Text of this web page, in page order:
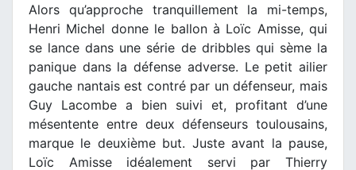
Alors qu’approche tranquillement la mi-temps,
Henri Michel donne le ballon à Loïc Amisse, qui
se lance dans une série de dribbles qui sème la
panique dans la défense adverse. Le petit ailier
gauche nantais est contré par un défenseur, mais
Guy Lacombe a bien suivi et, profitant d’une
mésentente entre deux défenseurs toulousains,
marque le deuxième but. Juste avant la pause,
Loïc Amisse idéalement servi par Thierry